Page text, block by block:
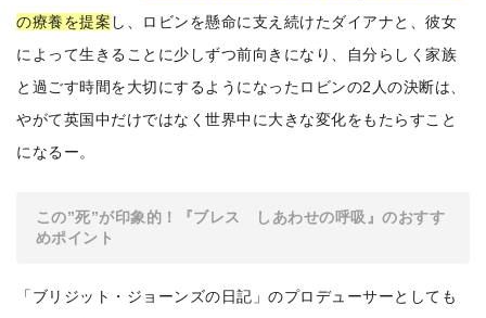
の療養を提案 し、ロビンを懸命に支え続けたダイアナと、彼女
によって生きることに少しずつ前向きになり、自分らしく家族
と過ごす時間を大切にするようになったロビンの2人の決断は、
やがて英国中だけではなく世界中に大きな変化をもたらすこと
になるー。
この”死”が印象的！『ブレス しあわせの呼吸』のおすす
めポイント
「ブリジット・ジョーンズの日記」のプロデューサーとしても